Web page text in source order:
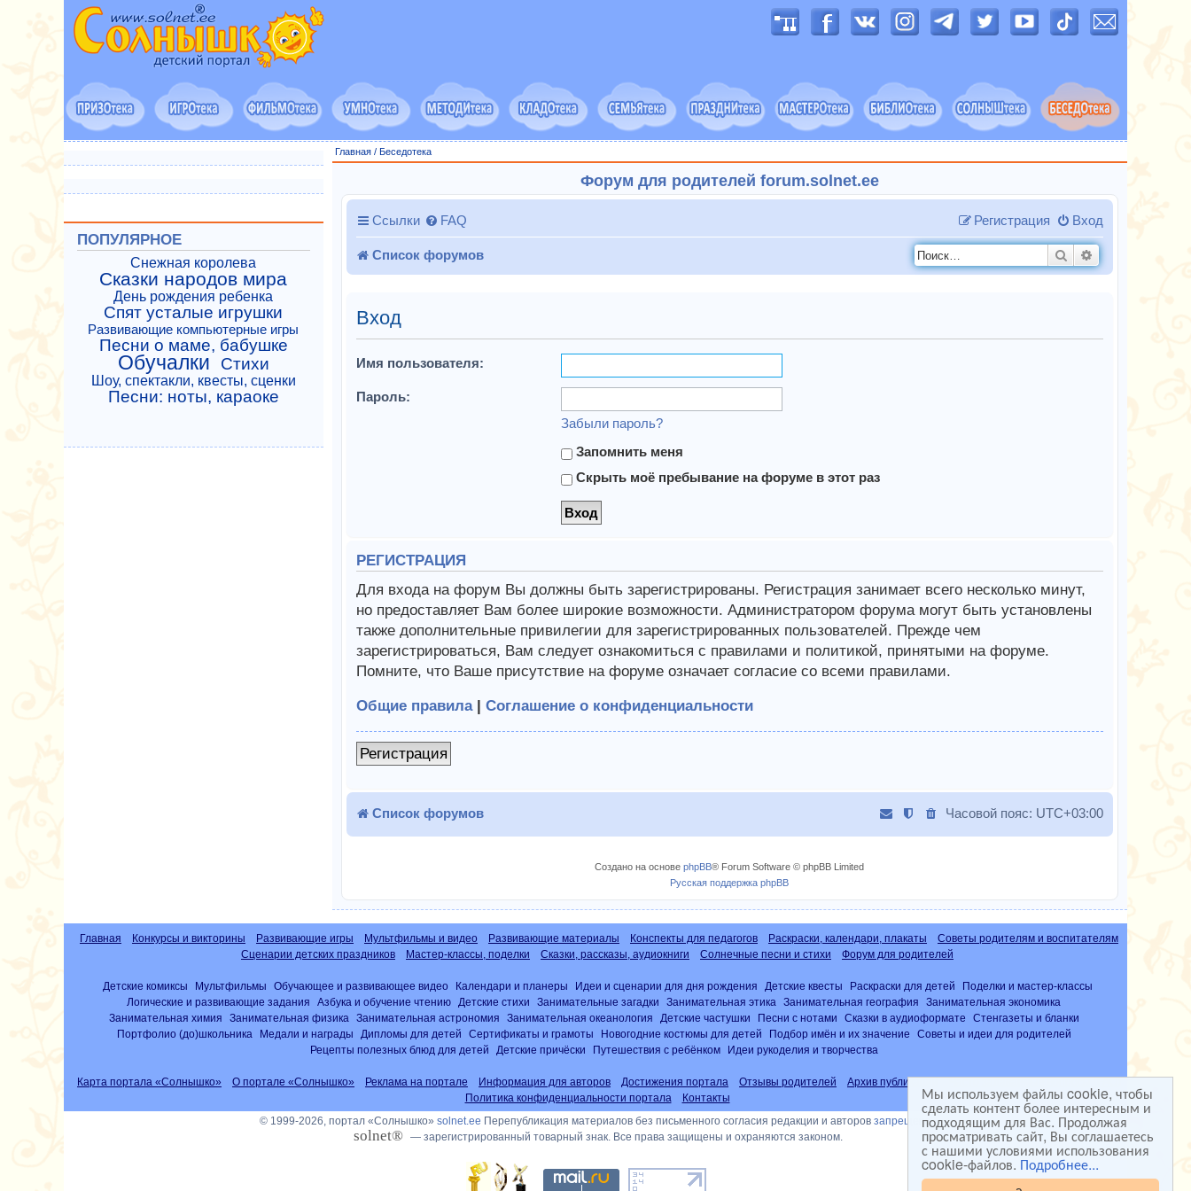
Мы используем файлы cookie, чтобы
сделать контент более интересным и
подходящим для Вас. Продолжая
просматривать сайт, Вы соглашаетесь
с нашими условиями использования
cookie-файлов. Подробнее...
Главная/ Беседотека
Форум для родителей forum.solnet.ee
Ссылки FAQ Вход
Регистрация
Список форумов Поиск
Вход
Имя пользователя:
Пароль:
Забыли пароль?
Запомнить меня
Скрыть моё пребывание на форуме в этот раз
РЕГИСТРАЦИЯ
Для входа на форум Вы должны быть зарегистрированы. Регистрация занимает всего несколько минут,
но предоставляет Вам более широкие возможности. Администратором форума могут быть установлены
также дополнительные привилегии для зарегистрированных пользователей. Прежде чем
зарегистрироваться, Вам следует ознакомиться с правилами и политикой, принятыми на форуме.
Помните, что Ваше присутствие на форуме означает согласие со всеми правилами.
Общие правила| Соглашение о конфиденциальности
Регистрация
Список форумов Часовой пояс: UTC+03:00
Создано на основеphpBB® Forum Software © phpBB Limited
Русская поддержка phpBB
ПОПУЛЯРНОЕ
Снежная королева
Сказки народов мира
День рождения ребенка
Спят усталые игрушки
Развивающие компьютерные игры
Песни о маме, бабушке
Обучалки Стихи
Шоу, спектакли, квесты, сценки
Песни: ноты, караоке
Главная Конкурсы и викторины Развивающие игры Мультфильмы и видео Развивающие материалы Конспекты для педагогов Раскраски, календари, плакаты
Советы родителям и воспитателям
Сценарии детских праздников
Мастер-классы, поделки Сказки, рассказы, аудиокниги Солнечные песни и стихи Форум для родителей
Детские комиксы Мультфильмы Обучающее и развивающее видео Календари и планеры Идеи и сценарии для дня рождения Детские квесты Раскраски для детей
Поделки и мастер-классы
Логические и развивающие задания
Азбука и обучение чтению Детские стихи Занимательные загадки Занимательная этика Занимательная география
Занимательная экономика
Занимательная химия
Занимательная физика Занимательная астрономия Занимательная океанология Детские частушки Песни с нотами Сказки в аудиоформате
Стенгазеты и бланки
Портфолио (до)школьника
Медали и награды Дипломы для детей Сертификаты и грамоты Новогодние костюмы для детей Подбор имён и их значение
Советы и идеи для родителей
Рецепты полезных блюд для детей
Детские причёски Путешествия с ребёнком Идеи рукоделия и творчества
Карта портала «Солнышко» О портале «Солнышко» Реклама на портале Информация для авторов Достижения портала Отзывы родителей Архив публикаций
Политика конфиденциальности портала
Контакты
© 1999-2026, портал «Солнышко» solnet.ee Перепубликация материалов без письменного согласия редакции и авторов запрещена
solnet® — зарегистрированный товарный знак. Все права защищены и охраняются законом.